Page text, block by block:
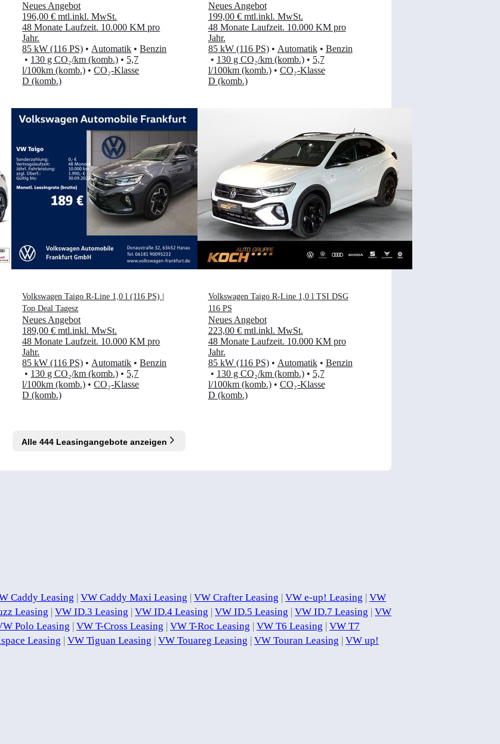
Neues Angebot
196,00 € mtl.inkl. MwSt.
48 Monate Laufzeit. 10.000 KM pro
Jahr.
85 kW (116 PS) • Automatik • Benzin
• 130 g CO₂/km (komb.) • 5,7
l/100km (komb.) • CO₂-Klasse
D (komb.)
Neues Angebot
199,00 € mtl.inkl. MwSt.
48 Monate Laufzeit. 10.000 KM pro
Jahr.
85 kW (116 PS) • Automatik • Benzin
• 130 g CO₂/km (komb.) • 5,7
l/100km (komb.) • CO₂-Klasse
D (komb.)
Volkswagen Taigo R-Line 1,0 l (116 PS) |
Top Deal Tagesz
Neues Angebot
189,00 € mtl.inkl. MwSt.
48 Monate Laufzeit. 10.000 KM pro
Jahr.
85 kW (116 PS) • Automatik • Benzin
• 130 g CO₂/km (komb.) • 5,7
l/100km (komb.) • CO₂-Klasse
D (komb.)
Volkswagen Taigo R-Line 1,0 l TSI DSG
116 PS
Neues Angebot
223,00 € mtl.inkl. MwSt.
48 Monate Laufzeit. 10.000 KM pro
Jahr.
85 kW (116 PS) • Automatik • Benzin
• 130 g CO₂/km (komb.) • 5,7
l/100km (komb.) • CO₂-Klasse
D (komb.)
Alle 444 Leasingangebote anzeigen
Caddy Leasing | VW Caddy Maxi Leasing | VW Crafter Leasing | VW e-up! Leasing | VW
Leasing | VW ID.3 Leasing | VW ID.4 Leasing | VW ID.5 Leasing | VW ID.7 Leasing | VW
Polo Leasing | VW T-Cross Leasing | VW T-Roc Leasing | VW T6 Leasing | VW T7
Leasing | VW Tiguan Leasing | VW Touareg Leasing | VW Touran Leasing | VW up!